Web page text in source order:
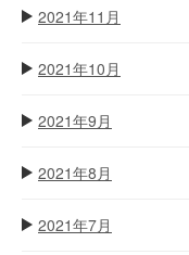
2021年11月
2021年10月
2021年9月
2021年8月
2021年7月